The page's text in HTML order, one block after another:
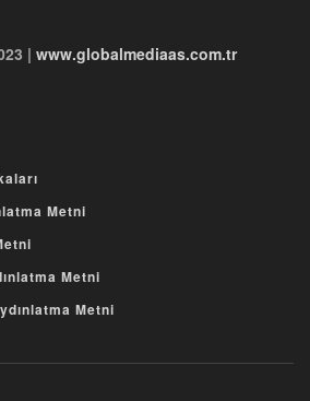
| www.globalmediaas.com.tr
Metni
Metni
Metni